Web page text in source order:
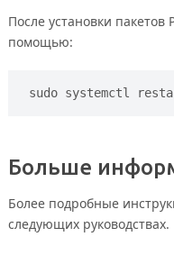
После установки пакетов
помощью:
sudo systemctl
Больше
Более подробные
следующих руководствах.